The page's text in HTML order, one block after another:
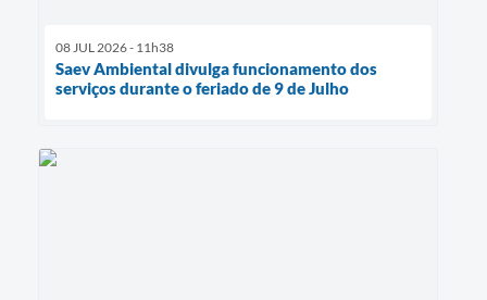
08 JUL 2026 - 11h38
Saev Ambiental divulga funcionamento dos
serviços durante o feriado de 9 de Julho